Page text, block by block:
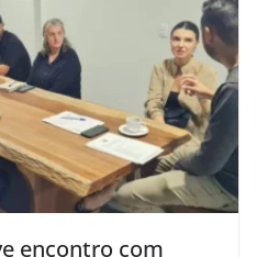
encontro com